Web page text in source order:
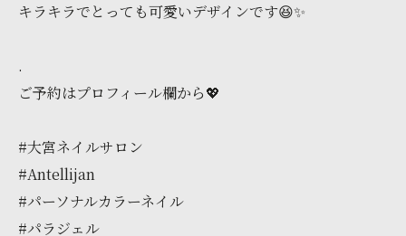
キラキラでとっても可愛いデザインです😆✨️
.
ご予約はプロフィール欄から💖
#大宮ネイルサロン
#Antellijan
#パーソナルカラーネイル
#パラジェル